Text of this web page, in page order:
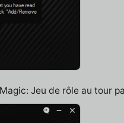
Jeu de rôle au tour